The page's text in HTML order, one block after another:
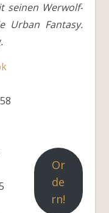
seinen Werwolf-
Urban Fantasy.
Or
de
rn!